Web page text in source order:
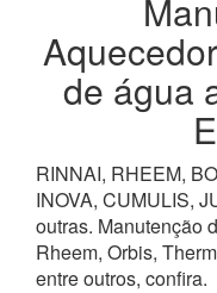
de água
RINNAI, RHEEM,
INOVA, CUMULIS,
outras. Manutenção
Rheem, Orbis,
entre outros, confira.